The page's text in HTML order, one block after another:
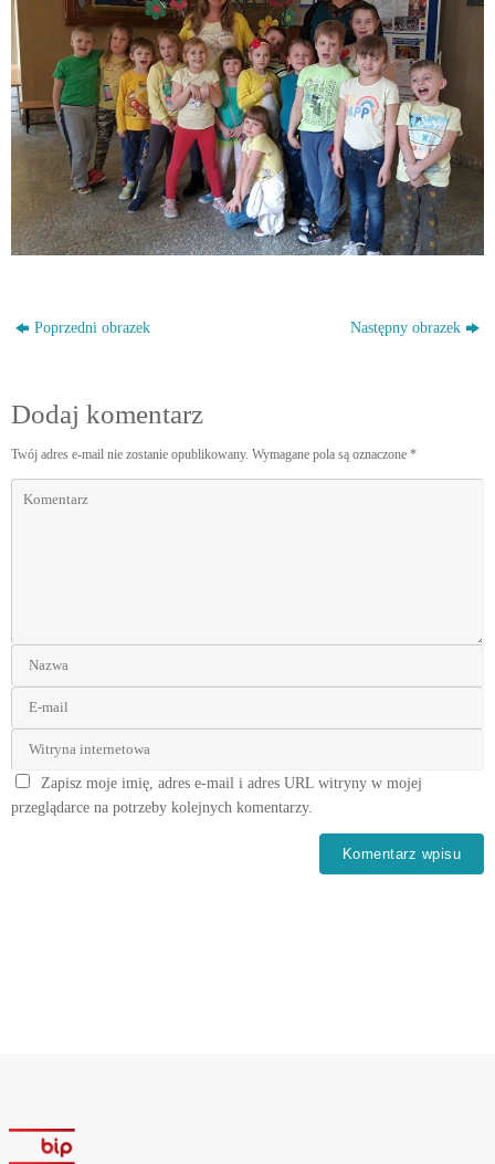
Poprzedni obrazek Następny obrazek
Dodaj komentarz
Twój adres e-mail nie zostanie opublikowany. Wymagane pola są oznaczone *
Zapisz moje imię, adres e-mail i adres URL witryny w mojej
przeglądarce na potrzeby kolejnych komentarzy.